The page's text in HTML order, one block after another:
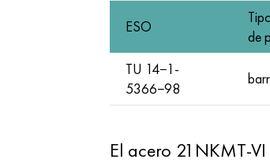
ESO
de
TU 14−1-
5366−98
El acero 21NKMT-